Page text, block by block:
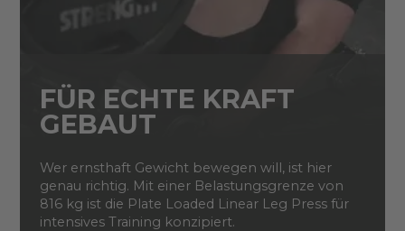
FÜR ECHTE KRAFT
GEBAUT
Wer ernsthaft Gewicht bewegen will, ist hier
genau richtig. Mit einer Belastungsgrenze von
816 kg ist die Plate Loaded Linear Leg Press für
intensives Training konzipiert.